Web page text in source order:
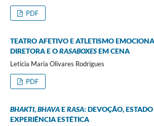
PDF
TEATRO AFETIVO E ATLETISMO
DIRETORA E ORASABOXESEM CENA
Leticia Maria Olivares Rodrigues
PDF
BHAKTI,BHAVAERASA: DEVOÇÃO,
EXPERIÊNCIA ESTÉTICA